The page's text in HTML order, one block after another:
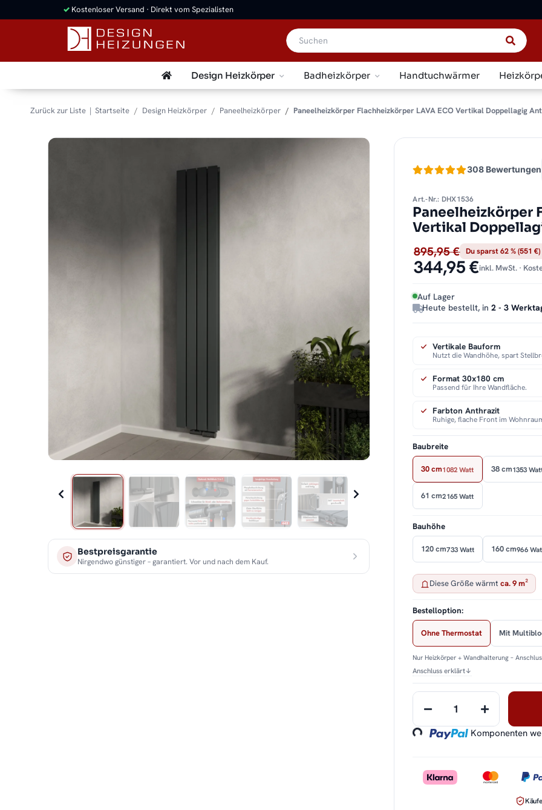
✓ Kostenloser Versand · Direkt vom Spezialisten
Design Heizkörper Badheizkörper Handtuchwärmer
Zurück zur Liste Startseite Design Heizkörper Paneelheizkörper Paneelheizkörper Flachheizkörper LAVA ECO Vertikal Doppellagig
Bestpreisgarantie
Nirgendwo günstiger – garantiert. Vor und nach dem Kauf.
308 Bewertungen
Art.-Nr.: DHX1536
Paneelheizkörper
Vertikal
895,95 € Du sparst 62 % (551 €)
344,95 €inkl. MwSt. ·
Auf Lager
Heute bestellt, in2 - 3
Vertikale Bauform
Nutzt die Wandhöhe, spart
Format 30x180 cm
Passend für Ihre Wandfläche.
Farbton Anthrazit
Ruhige, flache Front im
Baubreite
30 cm1082 Watt 38 cm1353
61 cm2165 Watt
Bauhöhe
120 cm733 Watt 160 cm966
Diese Größe wärmtca. 9 m²
Bestelloption:
Ohne Thermostat Mit
Nur Heizkörper + Wandhalterung –
Anschluss erklärt↓
Loading... Komponenten